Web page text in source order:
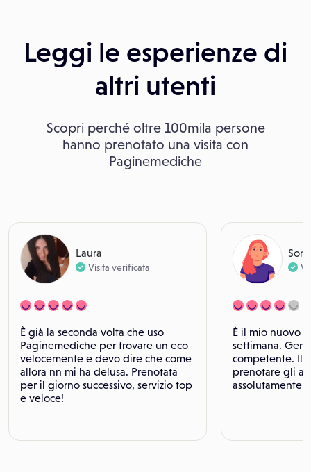
Leggi le esperienze di
altri utenti
Scopri perché oltre 100mila persone
hanno prenotato una visita con
Paginemediche
Laura
Visita verificata
È già la seconda volta che uso
Paginemediche per trovare un eco
velocemente e devo dire che come
allora nn mi ha delusa. Prenotata
per il giorno successivo, servizio top
e veloce!
È il mio nuovo
settimana.
competente. Il
prenotare gli
assolutamente